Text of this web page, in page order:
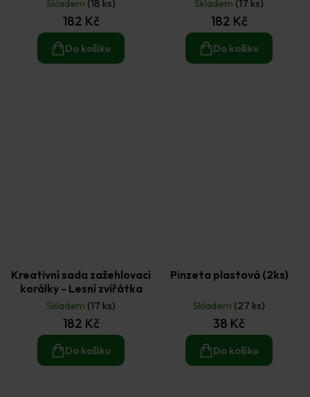
Skladem (18 ks)
182 Kč
Do košíku
Skladem (17 ks)
182 Kč
Do košíku
Kreativní sada zažehlovací
korálky - Lesní zvířátka
Skladem (17 ks)
182 Kč
Do košíku
Pinzeta plastová (2ks)
Skladem (27 ks)
38 Kč
Do košíku